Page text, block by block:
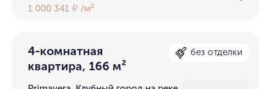
1 000 341₽ /м²
4-комнатная
квартира, 166 м²
без отделки